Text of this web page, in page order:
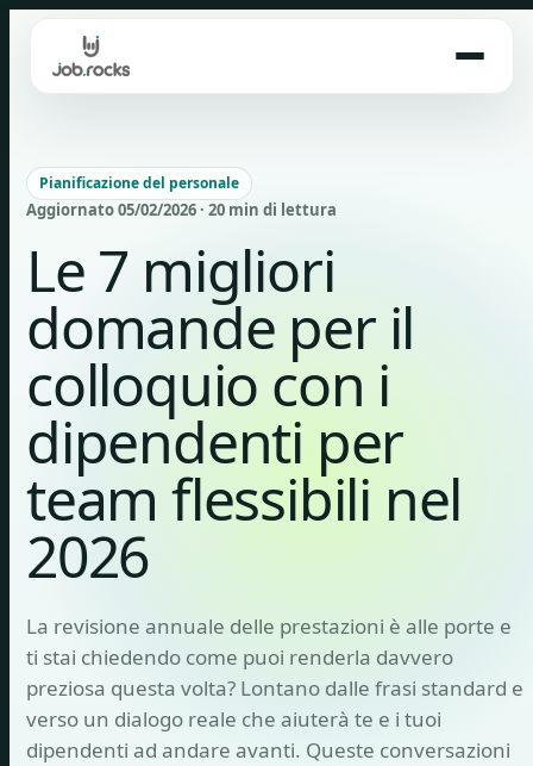
content
Pianificazione del personale
Aggiornato 05/02/2026 · 20 min di lettura
Le 7 migliori
domande per il
colloquio con i
dipendenti per
team flessibili nel
2026
La revisione annuale delle prestazioni è alle porte e
ti stai chiedendo come puoi renderla davvero
preziosa questa volta? Lontano dalle frasi standard e
verso un dialogo reale che aiuterà te e i tuoi
dipendenti ad andare avanti. Queste conversazioni